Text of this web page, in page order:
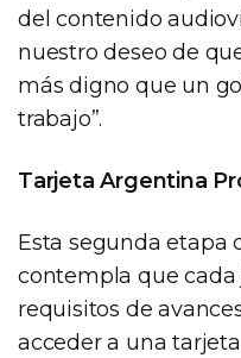
del contenido
nuestro deseo de
más digno que un
trabajo”.
Tarjeta Argentina
Esta segunda etapa
contempla que
requisitos de
acceder a una